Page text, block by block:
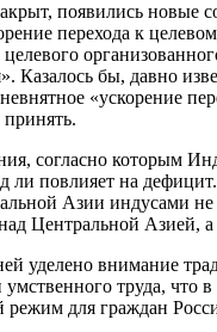
появились
перехода к
Казалось бы, давно
«ускорение
принять.
согласно которым
повлияет на
Азии индусами
Центральной Азией,
уделено внимание
труда,
для граждан